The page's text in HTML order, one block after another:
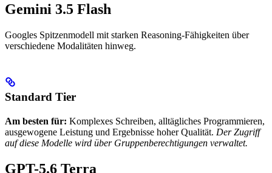
Gemini 3.5 Flash
Googles Spitzenmodell mit starken Reasoning-Fähigkeiten über
verschiedene Modalitäten hinweg.
Standard Tier
Am besten für: Komplexes Schreiben, alltägliches Programmieren,
ausgewogene Leistung und Ergebnisse hoher Qualität. Der Zugriff
auf diese Modelle wird über Gruppenberechtigungen verwaltet.
GPT-5.6 Terra